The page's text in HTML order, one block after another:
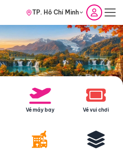
TP. Hồ Chí Minh
Vé máy bay Vé vui chơi